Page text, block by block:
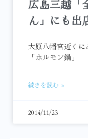
広島三越「
ん」にも出
大原八幡宮近く
「ホルモン鍋」
続きを読む »
2014/11/23